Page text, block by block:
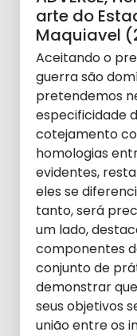
arte do
Maquiavel
Aceitando o
guerra são
pretendemos
especificidade
cotejamento
homologias
evidentes,
eles se
tanto, será
um lado,
componentes
conjunto de
demonstrar
seus objetivos
união entre os